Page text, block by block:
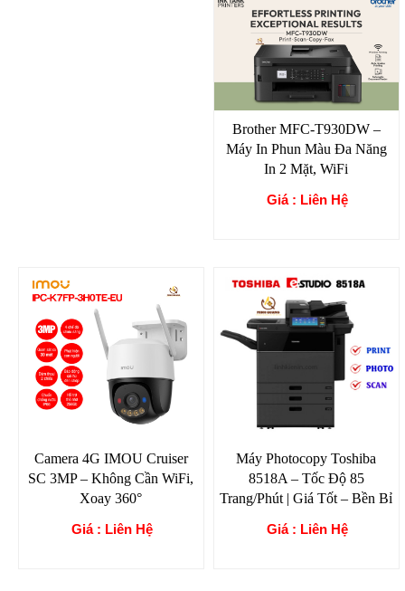
Brother MFC-T930DW –
Máy In Phun Màu Đa Năng
In 2 Mặt, WiFi
Giá : Liên Hệ
Camera 4G IMOU Cruiser
SC 3MP – Không Cần WiFi,
Xoay 360°
Giá : Liên Hệ
Máy Photocopy Toshiba
8518A – Tốc Độ 85
Trang/Phút | Giá Tốt – Bền Bỉ
Giá : Liên Hệ